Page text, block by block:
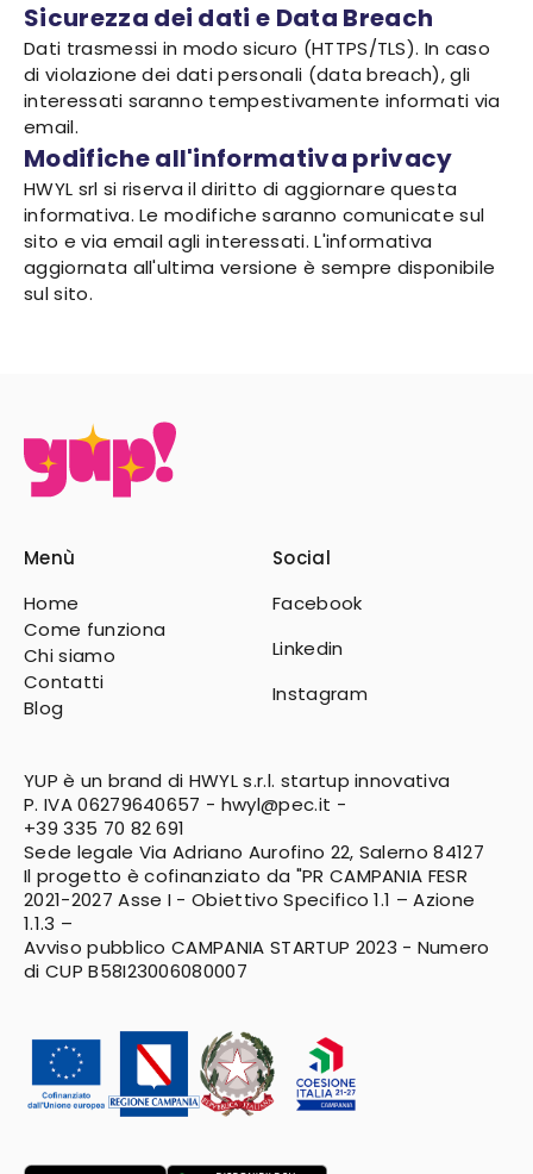
Sicurezza dei dati e Data Breach
Dati trasmessi in modo sicuro (HTTPS/TLS). In caso
di violazione dei dati personali (data breach), gli
interessati saranno tempestivamente informati via
email.
Modifiche all'informativa privacy
HWYL srl si riserva il diritto di aggiornare questa
informativa. Le modifiche saranno comunicate sul
sito e via email agli interessati. L'informativa
aggiornata all'ultima versione è sempre disponibile
sul sito.
Menù
Home
Come funziona
Chi siamo
Contatti
Blog
Social
Facebook
Linkedin
Instagram
YUP è un brand di HWYL s.r.l. startup innovativa
P. IVA 06279640657 - hwyl@pec.it -
+39 335 70 82 691
Sede legale Via Adriano Aurofino 22, Salerno 84127
Il progetto è cofinanziato da "PR CAMPANIA FESR
2021-2027 Asse I - Obiettivo Specifico 1.1 – Azione
1.1.3 –
Avviso pubblico CAMPANIA STARTUP 2023 - Numero
di CUP B58I23006080007